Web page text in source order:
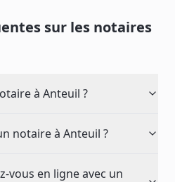
sur les notaires
à Anteuil ?
notaire à Anteuil ?
vous en ligne avec un